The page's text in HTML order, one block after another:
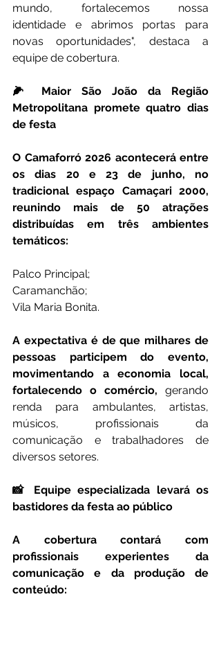
mundo, fortalecemos nossa
identidade e abrimos portas para
novas oportunidades", destaca a
equipe de cobertura.
🌽 Maior São João da Região
Metropolitana promete quatro dias
de festa
O Camaforró 2026 acontecerá entre
os dias 20 e 23 de junho, no
tradicional espaço Camaçari 2000,
reunindo mais de 50 atrações
distribuídas em três ambientes
temáticos:
Palco Principal;
Caramanchão;
Vila Maria Bonita.
A expectativa é de que milhares de
pessoas participem do evento,
movimentando a economia local,
fortalecendo o comércio, gerando
renda para ambulantes, artistas,
músicos, profissionais da
comunicação e trabalhadores de
diversos setores.
📸 Equipe especializada levará os
bastidores da festa ao público
A cobertura contará com
profissionais experientes da
comunicação e da produção de
conteúdo: